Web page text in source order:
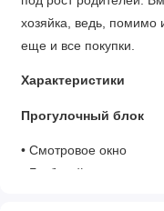
хозяйка, ведь, помимо
еще и все покупки.
Характеристики
Прогулочный блок
• Смотровое окно
• Глубокий капюшон